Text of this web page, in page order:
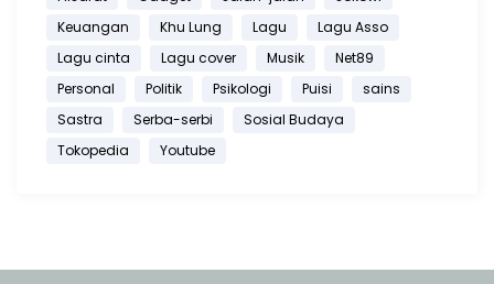
Keuangan
Khu Lung Lagu
Lagu Asso
Lagu cinta
Lagu cover Musik
Net89
Personal
Politik Psikologi Puisi
sains
Sastra
Serba-serbi
Sosial Budaya
Tokopedia
Youtube